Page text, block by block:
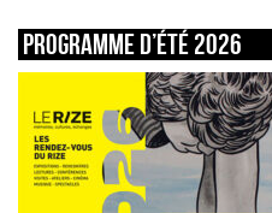
Programme d’été 2026